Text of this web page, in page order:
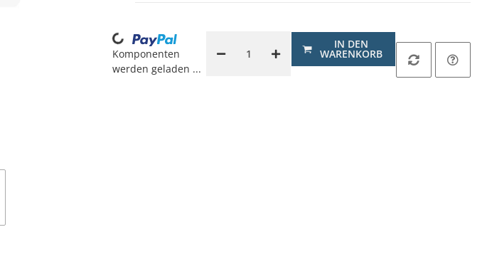
IN DEN
WARENKORB
Loading...
Komponenten
werden geladen ...